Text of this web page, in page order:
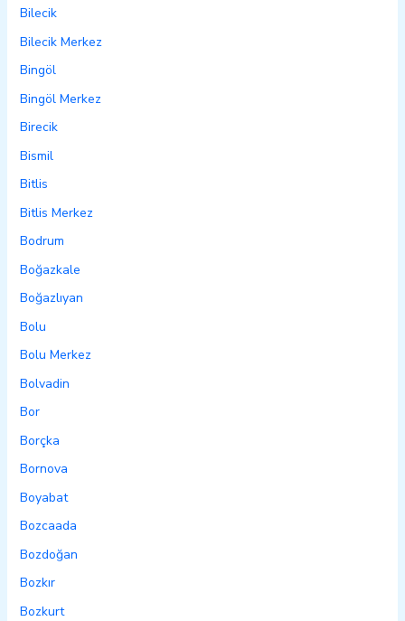
Bilecik
Bilecik Merkez
Bingöl
Bingöl Merkez
Birecik
Bismil
Bitlis
Bitlis Merkez
Bodrum
Boğazkale
Boğazlıyan
Bolu
Bolu Merkez
Bolvadin
Bor
Borçka
Bornova
Boyabat
Bozcaada
Bozdoğan
Bozkır
Bozkurt